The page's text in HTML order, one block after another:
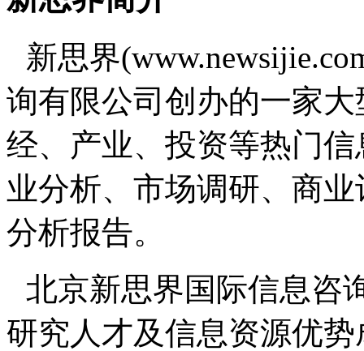
新思界
询有限公司创办的一家
经、产业、投资等热门
业分析、市场调研、商
分析报告。
北京新思界国际信息咨
研究人才及信息资源优